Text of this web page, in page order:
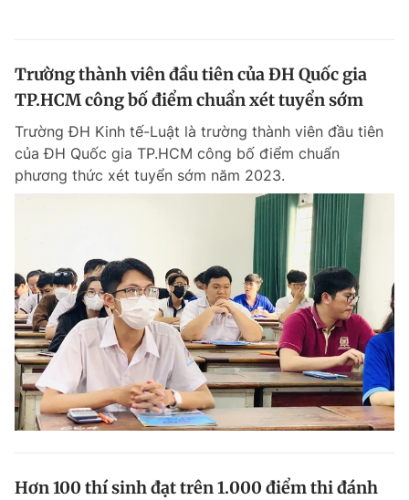
Trường thành viên đầu tiên của ĐH Quốc gia
TP.HCM công bố điểm chuẩn xét tuyển sớm
Trường ĐH Kinh tế-Luật là trường thành viên đầu tiên
của ĐH Quốc gia TP.HCM công bố điểm chuẩn
phương thức xét tuyển sớm năm 2023.
Hơn 100 thí sinh đạt trên 1.000 điểm thi đánh